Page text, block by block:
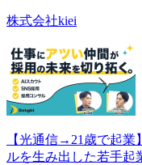
株式会社kiei
【光通信→21歳で起業
ルを生み出した若手起